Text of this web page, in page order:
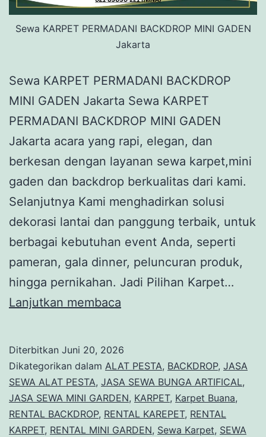
Sewa KARPET PERMADANI BACKDROP MINI GADEN
Jakarta
Sewa KARPET PERMADANI BACKDROP
MINI GADEN Jakarta Sewa KARPET
PERMADANI BACKDROP MINI GADEN
Jakarta acara yang rapi, elegan, dan
berkesan dengan layanan sewa karpet,mini
gaden dan backdrop berkualitas dari kami.
Selanjutnya Kami menghadirkan solusi
dekorasi lantai dan panggung terbaik, untuk
berbagai kebutuhan event Anda, seperti
pameran, gala dinner, peluncuran produk,
hingga pernikahan. Jadi Pilihan Karpet…
Lanjutkan membaca
BACKDROP
MINI
GADEN
Jakarta
Diterbitkan Juni 20, 2026
Dikategorikan dalam ALAT PESTA, BACKDROP, JASA
SEWA ALAT PESTA, JASA SEWA BUNGA ARTIFICAL,
JASA SEWA MINI GARDEN, KARPET, Karpet Buana,
RENTAL BACKDROP, RENTAL KAREPET, RENTAL
KARPET, RENTAL MINI GARDEN, Sewa Karpet, SEWA